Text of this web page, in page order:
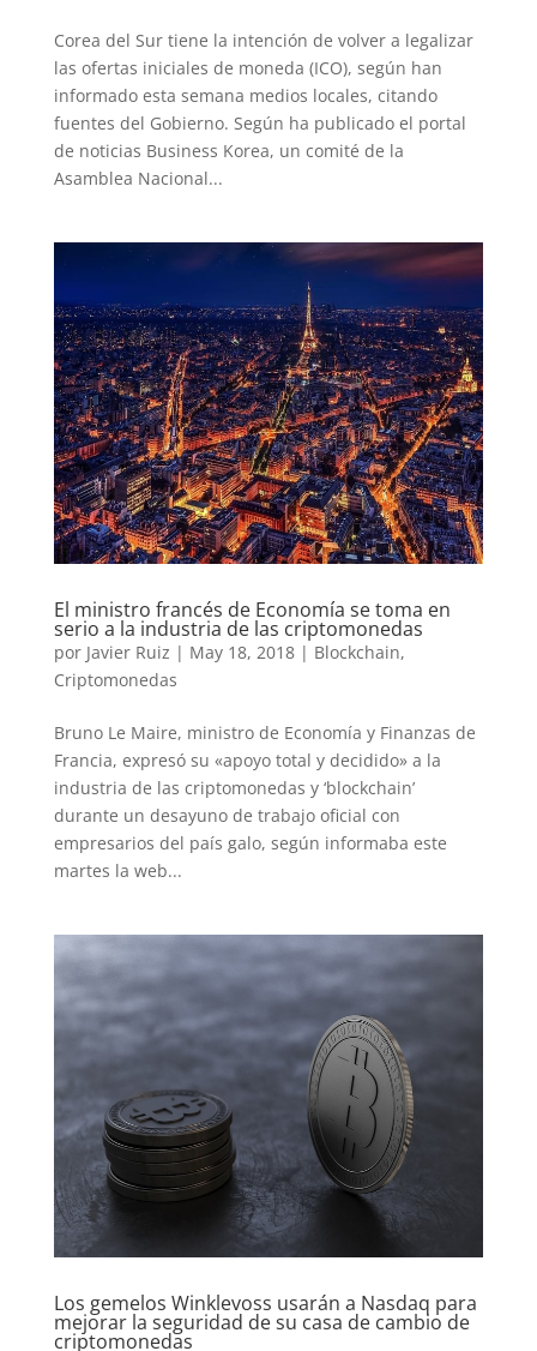
Corea del Sur tiene la intención de volver a legalizar
las ofertas iniciales de moneda (ICO), según han
informado esta semana medios locales, citando
fuentes del Gobierno. Según ha publicado el portal
de noticias Business Korea, un comité de la
Asamblea Nacional...
El ministro francés de Economía se toma en
serio a la industria de las criptomonedas
por Javier Ruiz | May 18, 2018| Blockchain,
Criptomonedas
Bruno Le Maire, ministro de Economía y Finanzas de
Francia, expresó su «apoyo total y decidido» a la
industria de las criptomonedas y ‘blockchain’
durante un desayuno de trabajo oficial con
empresarios del país galo, según informaba este
martes la web...
Los gemelos Winklevoss usarán a Nasdaq para
mejorar la seguridad de su casa de cambio de
criptomonedas